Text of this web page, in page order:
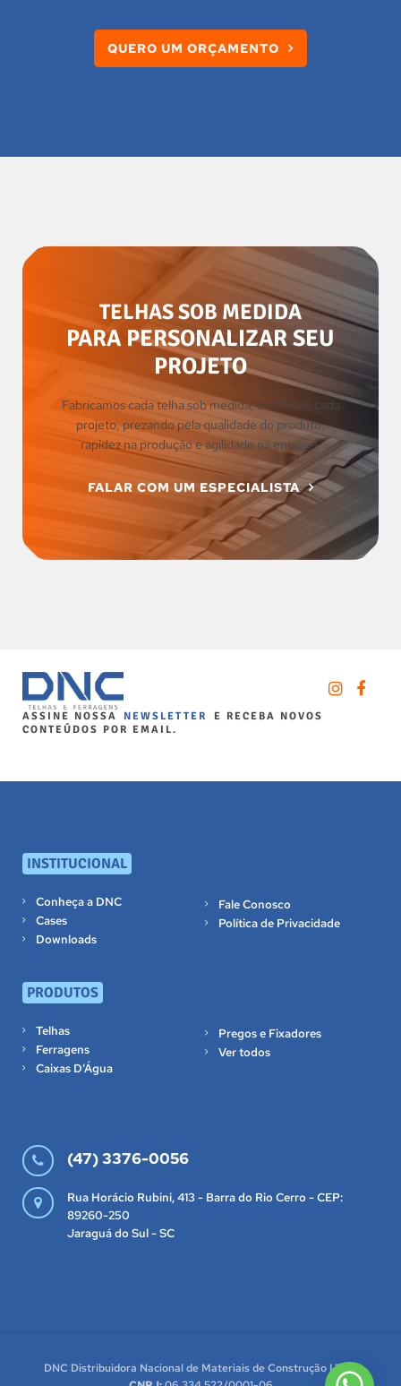
QUERO UM ORÇAMENTO
TELHAS SOB MEDIDA
PARA PERSONALIZAR SEU
PROJETO
Fabricamos cada telha sob medida, conforme cada
projeto, prezando pela qualidade do produto,
rapidez na produção e agilidade na entrega.
FALAR COM UM ESPECIALISTA
ASSINE NOSSA NEWSLETTER
E RECEBA NOVOS
CONTEÚDOS POR EMAIL.
INSTITUCIONAL
Conheça a DNC
Cases
Downloads
Fale Conosco
Política de Privacidade
PRODUTOS
Telhas
Ferragens
Caixas D’Água
Pregos e Fixadores
Ver todos
(47) 3376-0056
Rua Horácio Rubini, 413 - Barra do Rio Cerro - CEP:
89260-250
Jaraguá do Sul - SC
DNC Distribuidora Nacional de Materiais de Construção LTDA